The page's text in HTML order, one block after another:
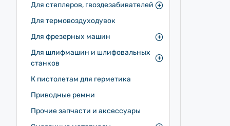
Для степлеров, гвоздезабивателей
Для термовоздуходувок
Для фрезерных машин
Для шлифмашин и шлифовальных
станков
К пистолетам для герметика
Приводные ремни
Прочие запчасти и аксессуары